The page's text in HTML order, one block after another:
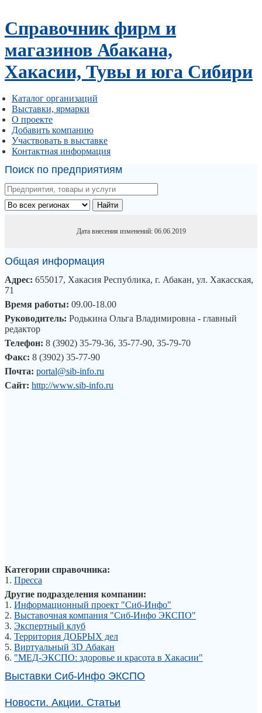
Справочник фирм и
магазинов Абакана,
Хакасии, Тувы и юга Сибири
Каталог организаций
Выставки, ярмарки
О проекте
Добавить компанию
Участвовать в выставке
Контактная информация
Поиск по предприятиям
Найти
Дата внесения изменений: 06.06.2019
Общая информация
Адрес: 655017, Хакасия Республика, г. Абакан, ул. Хакасская,
71
Время работы: 09.00-18.00
Руководитель: Родькина Ольга Владимировна - главный
редактор
Телефон: 8 (3902) 35-79-36, 35-77-90, 35-79-70
Факс: 8 (3902) 35-77-90
Почта: portal@sib-info.ru
Сайт: http://www.sib-info.ru
Категории справочника:
1. Пресса
Другие подразделения компании:
1. Информационный проект "Сиб-Инфо"
2. Выставочная компания "Сиб-Инфо ЭКСПО"
3. Экспертный клуб
4. Территория ДОБРЫХ дел
5. Виртуальный 3D Абакан
6. "МЕД-ЭКСПО: здоровье и красота в Хакасии"
Выставки Сиб-Инфо ЭКСПО
Новости. Акции. Статьи